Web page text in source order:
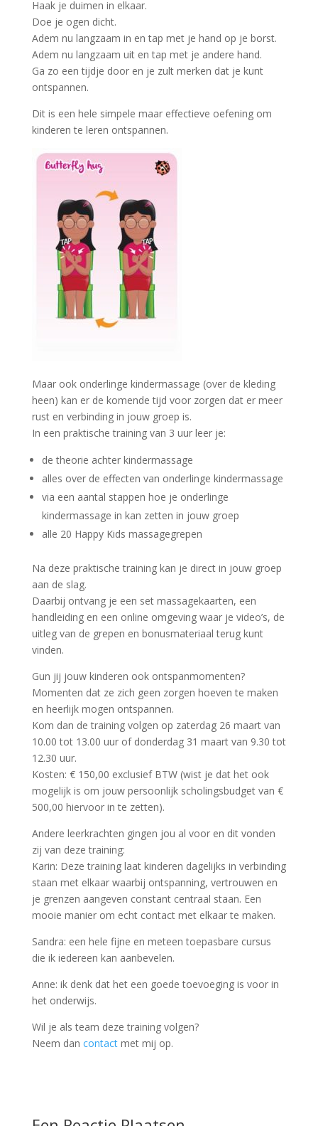
Haak je duimen in elkaar.
Doe je ogen dicht.
Adem nu langzaam in en tap met je hand op je borst.
Adem nu langzaam uit en tap met je andere hand.
Ga zo een tijdje door en je zult merken dat je kunt
ontspannen.
Dit is een hele simpele maar effectieve oefening om
kinderen te leren ontspannen.
Maar ook onderlinge kindermassage (over de kleding
heen) kan er de komende tijd voor zorgen dat er meer
rust en verbinding in jouw groep is.
In een praktische training van 3 uur leer je:
de theorie achter kindermassage
alles over de effecten van onderlinge kindermassage
via een aantal stappen hoe je onderlinge
kindermassage in kan zetten in jouw groep
alle 20 Happy Kids massagegrepen
Na deze praktische training kan je direct in jouw groep
aan de slag.
Daarbij ontvang je een set massagekaarten, een
handleiding en een online omgeving waar je video’s, de
uitleg van de grepen en bonusmateriaal terug kunt
vinden.
Gun jij jouw kinderen ook ontspanmomenten?
Momenten dat ze zich geen zorgen hoeven te maken
en heerlijk mogen ontspannen.
Kom dan de training volgen op zaterdag 26 maart van
10.00 tot 13.00 uur of donderdag 31 maart van 9.30 tot
12.30 uur.
Kosten: € 150,00 exclusief BTW (wist je dat het ook
mogelijk is om jouw persoonlijk scholingsbudget van €
500,00 hiervoor in te zetten).
Andere leerkrachten gingen jou al voor en dit vonden
zij van deze training:
Karin: Deze training laat kinderen dagelijks in verbinding
staan met elkaar waarbij ontspanning, vertrouwen en
je grenzen aangeven constant centraal staan. Een
mooie manier om echt contact met elkaar te maken.
Sandra: een hele fijne en meteen toepasbare cursus
die ik iedereen kan aanbevelen.
Anne: ik denk dat het een goede toevoeging is voor in
het onderwijs.
Wil je als team deze training volgen?
Neem dan contactmet mij op.